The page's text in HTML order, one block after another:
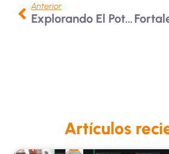
Anterior
Explorando El Potencial De La Inteligencia Artificial
Artículos